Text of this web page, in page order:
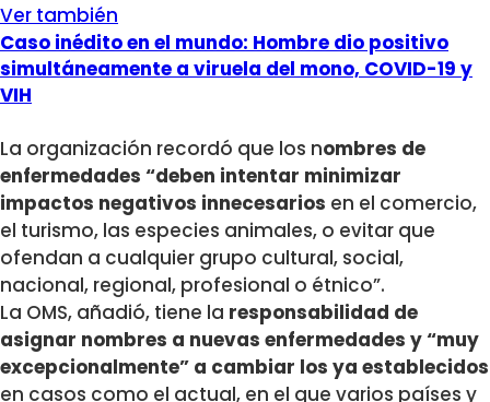
Ver también
Caso inédito en el mundo: Hombre dio positivo
simultáneamente a viruela del mono, COVID-19 y
VIH
La organización recordó que los nombres de
enfermedades “deben intentar minimizar
impactos negativos innecesarios en el comercio,
el turismo, las especies animales, o evitar que
ofendan a cualquier grupo cultural, social,
nacional, regional, profesional o étnico”.
La OMS, añadió, tiene la responsabilidad de
asignar nombres a nuevas enfermedades y “muy
excepcionalmente” a cambiar los ya establecidos
en casos como el actual, en el que varios países y